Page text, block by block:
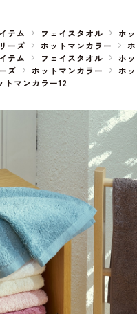
テム フェイスタオル
ホ
ーズ ホットマンカラー
テム フェイスタオル
ホ
ズ ホットマンカラー ホ
トマンカラー12